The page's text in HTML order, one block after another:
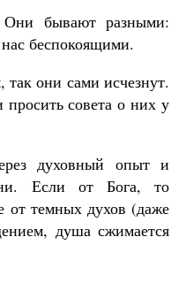
Они бывают разными:
беспокоящими.
они сами исчезнут.
совета о них у
духовный опыт и
Если от Бога, то
от темных духов (даже
душа сжимается